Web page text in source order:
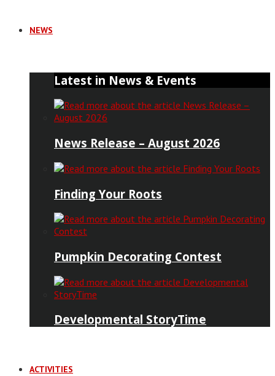
NEWS
Latest in News & Events
News Release – August 2026
Finding Your Roots
Pumpkin Decorating Contest
Developmental StoryTime
ACTIVITIES